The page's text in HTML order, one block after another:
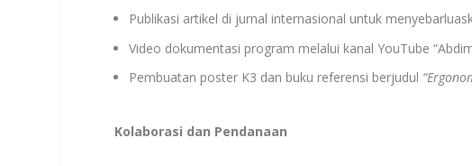
Publikasi artikel di jurnal internasional untuk
Video dokumentasi program melalui kanal YouTube
Pembuatan poster K3 dan buku referensi berjudul
Kolaborasi dan Pendanaan